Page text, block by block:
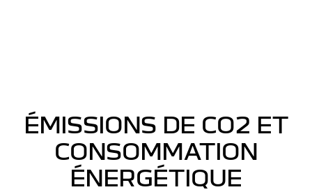
ÉMISSIONS DE CO2 ET
CONSOMMATION
ÉNERGÉTIQUE